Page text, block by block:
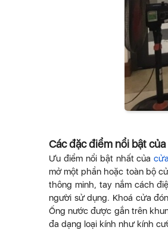
Các đặc điểm nổi bật
Ưu điểm nổi bật nhất của
mở một phần hoặc toàn bộ
thông minh, tay nắm cách
người sử dụng. Khoá cửa
Ống nước được gắn trên
đa dạng loại kính như kính